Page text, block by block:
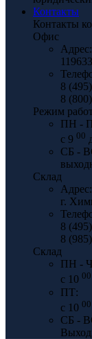
Контакты
Контакты
Офис
Адрес:
8
8
Режим
ПН -
с 9 00
СБ -
Склад
Адрес:
г.
8
8
Склад
ПН -
с 10 00
ПТ:
с 10 00
СБ -